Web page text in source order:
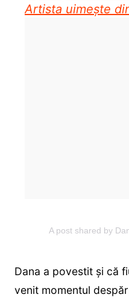
Artista uimește
A post shared by
Dana a povestit și că
venit momentul